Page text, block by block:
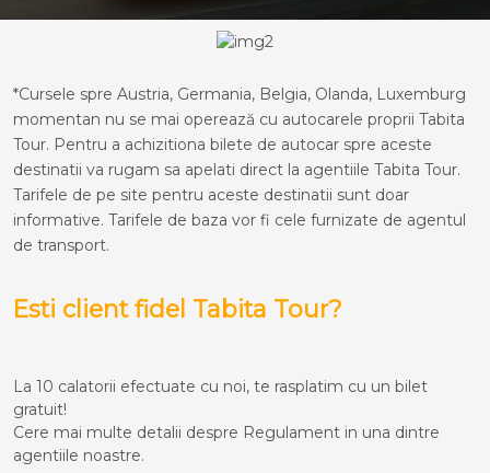
*Cursele spre Austria, Germania, Belgia, Olanda, Luxemburg
momentan nu se mai operează cu autocarele proprii Tabita
Tour. Pentru a achizitiona bilete de autocar spre aceste
destinatii va rugam sa apelati direct la agentiile Tabita Tour.
Tarifele de pe site pentru aceste destinatii sunt doar
informative. Tarifele de baza vor fi cele furnizate de agentul
de transport.
Esti client fidel Tabita Tour?
La 10 calatorii efectuate cu noi, te rasplatim cu un bilet
gratuit!
Cere mai multe detalii despre Regulament in una dintre
agentiile noastre.